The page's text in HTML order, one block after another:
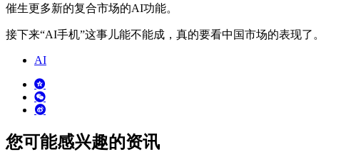
催生更多新的复合市场的AI功能。
接下来“AI手机”这事儿能不能成，真的要看中国市场的表现了。
AI
您可能感兴趣的资讯